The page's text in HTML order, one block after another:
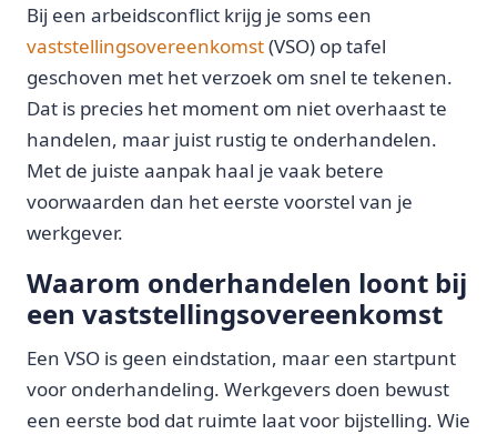
Bij een arbeidsconflict krijg je soms een
vaststellingsovereenkomst(VSO) op tafel
geschoven met het verzoek om snel te tekenen.
Dat is precies het moment om niet overhaast te
handelen, maar juist rustig te onderhandelen.
Met de juiste aanpak haal je vaak betere
voorwaarden dan het eerste voorstel van je
werkgever.
Waarom onderhandelen loont bij
een vaststellingsovereenkomst
Een VSO is geen eindstation, maar een startpunt
voor onderhandeling. Werkgevers doen bewust
een eerste bod dat ruimte laat voor bijstelling. Wie